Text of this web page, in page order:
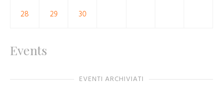
28 29 30
Events
EVENTI ARCHIVIATI